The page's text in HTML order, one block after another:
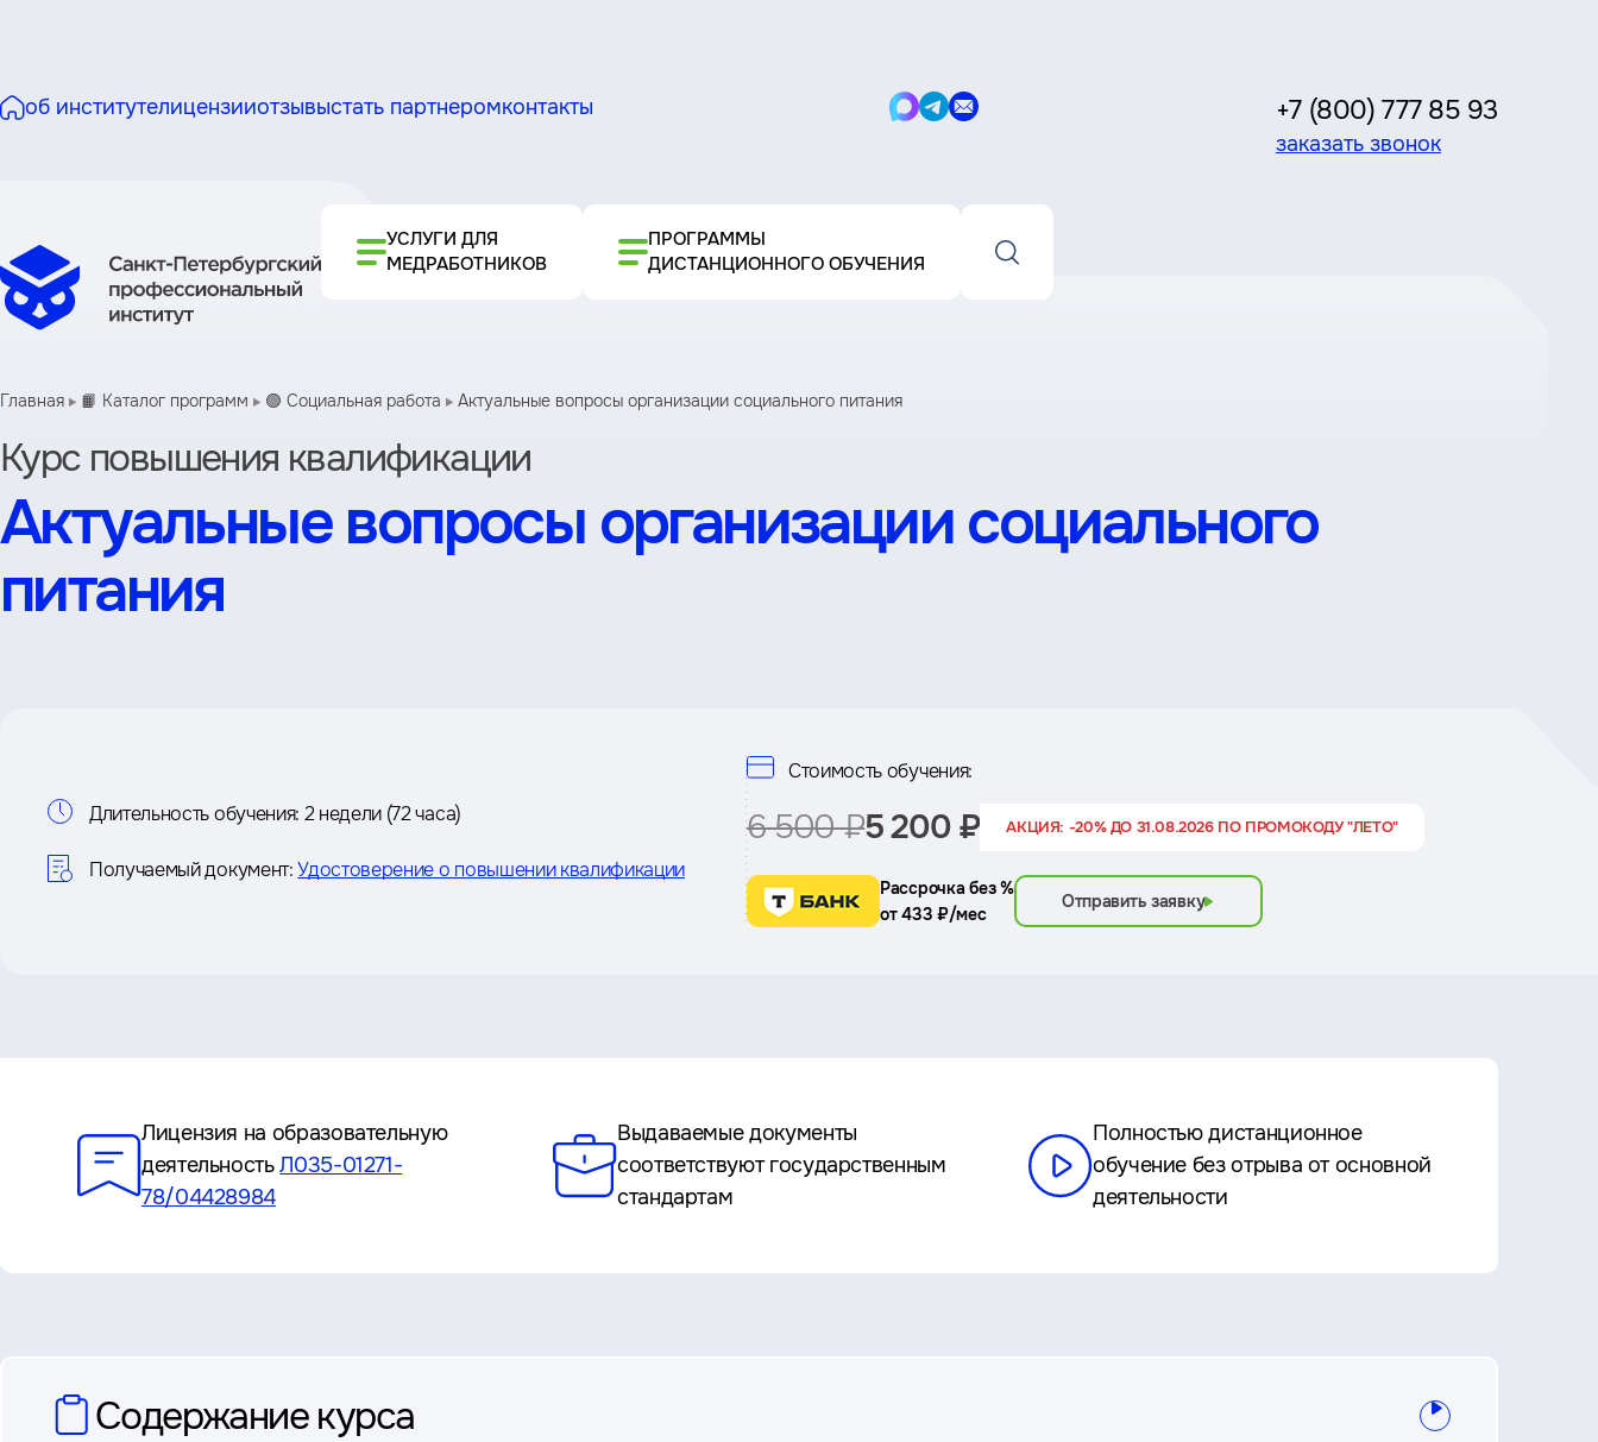
об институтелицензииотзывыстать партнеромконтакты
Написать
Написать
Написать
+7 (800) 777 85 93
заказать звонок
УСЛУГИ ДЛЯ
МЕДРАБОТНИКОВ
ПРОГРАММЫ
ДИСТАНЦИОННОГО ОБУЧЕНИЯ
Главная 📙 Каталог программ 🟢 Социальная работа Актуальные вопросы организации социального питания
Курс повышения квалификации
Актуальные вопросы организации социального
питания
Информация
о
курсе
Длительность обучения: 2 недели (72 часа)
Получаемый документ: Удостоверение о повышении квалификации
Стоимость обучения:
6 500 ₽5 200 ₽ АКЦИЯ: -20% ДО 31.08.2026 ПО ПРОМОКОДУ "ЛЕТО"
Рассрочка без %
от 433 ₽/мес
Отправить заявку
Лицензия на образовательную
деятельностьЛ035-01271-
78/04428984
Выдаваемые документы
соответствуют государственным
стандартам
Полностью дистанционное
обучение без отрыва от основной
деятельности
вопросы
Содержание курса